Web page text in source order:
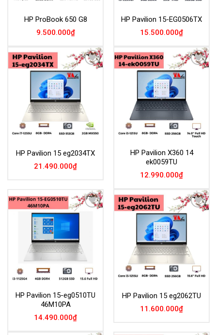
HP ProBook 650 G8
9.500.000₫
HP Pavilion 15-EG0506TX
15.500.000₫
Add to
Wishlist
HP Pavilion 15 eg2034TX
21.490.000₫
Add to
Wishlist
HP Pavilion X360 14
ek0059TU
12.990.000₫
Add to
HP Pavilion 15-eg0510TU
46M10PA
14.490.000₫
Add to
Wishlist
HP Pavilion 15 eg2062TU
11.600.000₫